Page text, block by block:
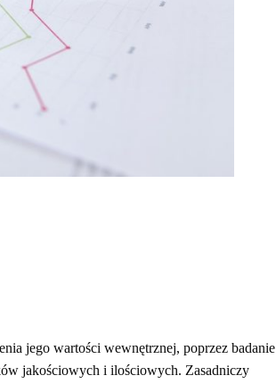
jego wartości wewnętrznej, poprzez badanie
jakościowych i ilościowych. Zasadniczy